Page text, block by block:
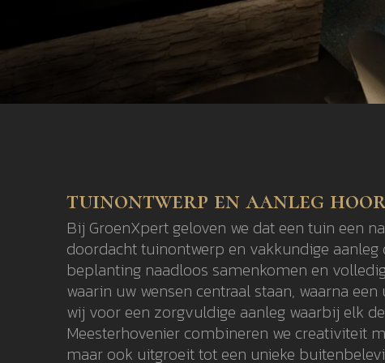
tuinontwerp en aanleg
Bij GroenXpert geloven we dat een tuin een
doordacht tuinontwerp en vakkundige
beplanting naadloos samenkomen en
waarin uw wensen centraal staan, waarna
wij voor een zorgvuldige aanleg waarbij elk
Meesterhovenier combineren we creativiteit
maar ook uitgroeit tot een unieke